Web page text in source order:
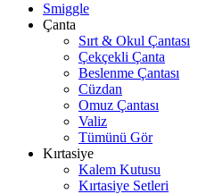
Smiggle
Çanta
Sırt & Okul Çantası
Çekçekli Çanta
Beslenme Çantası
Cüzdan
Omuz Çantası
Valiz
Tümünü Gör
Kırtasiye
Kalem Kutusu
Kırtasiye Setleri